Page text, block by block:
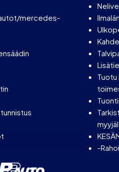
mercedes-
-